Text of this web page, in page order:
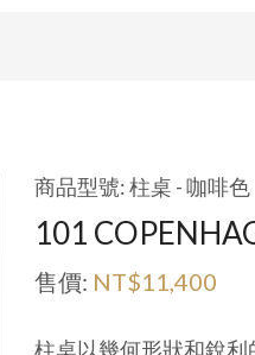
商品型號: 柱桌 - 咖啡色
101
售價: NT$11,400
柱桌以幾何形狀和銳